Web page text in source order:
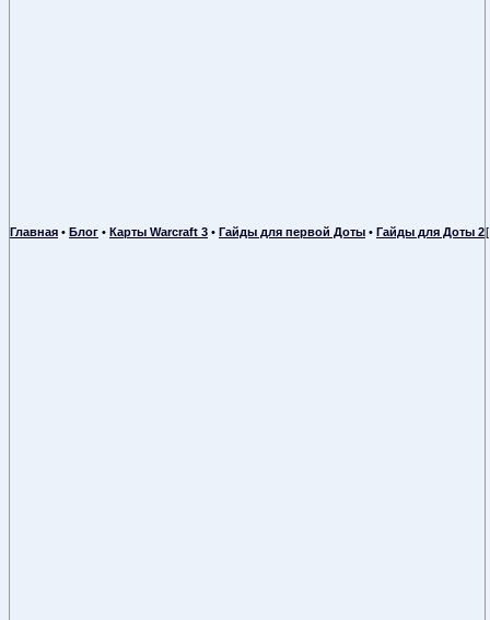
Главная • Блог • Карты Warcraft 3 • Гайды для первой Доты • Гайды для Доты 2